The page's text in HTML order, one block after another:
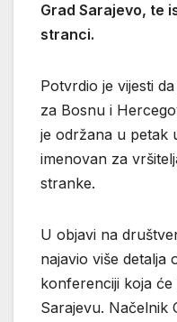
Grad Sarajevo, te
stranci.
Potvrdio je vijesti
za Bosnu i
je održana u petak
imenovan za
stranke.
U objavi na
najavio više detalja
konferenciji koja
Sarajevu. Načelnik